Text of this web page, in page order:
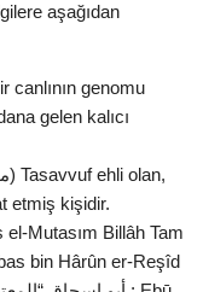
aşağıdan
canlının genomu
gelen kalıcı
etmiş kişidir.
Mutasım Billâh Tam
bin Hârûn er-Reşîd